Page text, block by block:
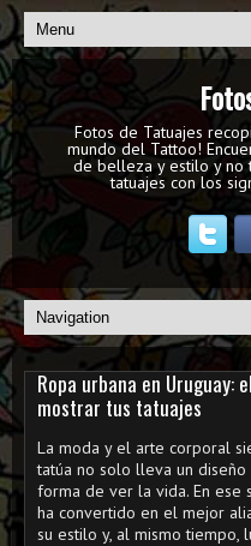
Fotos de Tatuajes
mundo del Tattoo!
de belleza y estilo y
tatuajes con los
Ropa urbana en
mostrar tus tatuajes
La moda y el arte corporal
tatúa no solo lleva un
forma de ver la vida. En ese
ha convertido en el mejor
su estilo y, al mismo tiempo,